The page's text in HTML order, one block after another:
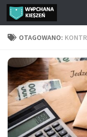
Przejdź do treści
OTAGOWANO: